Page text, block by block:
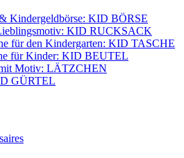
Kindergeldbörse: KID BÖRSE
KID RUCKSACK
für den Kindergarten: KID TASCHE
für Kinder: KID BEUTEL
Motiv: LÄTZCHEN
GÜRTEL